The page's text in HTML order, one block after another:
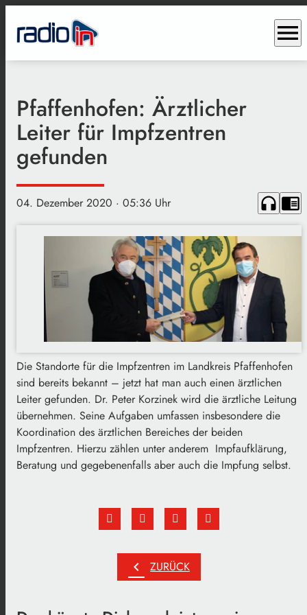
menu
Pfaffenhofen: Ärztlicher
Leiter für Impfzentren
gefunden
04. Dezember 2020 · 05:36 Uhr headphones chrome_reader_mode
Die Standorte für die Impfzentren im Landkreis Pfaffenhofen
sind bereits bekannt – jetzt hat man auch einen ärztlichen
Leiter gefunden. Dr. Peter Korzinek wird die ärztliche Leitung
übernehmen. Seine Aufgaben umfassen insbesondere die
Koordination des ärztlichen Bereiches der beiden
Impfzentren. Hierzu zählen unter anderem Impfaufklärung,
Beratung und gegebenenfalls aber auch die Impfung selbst.
chevron_left ZURÜCK